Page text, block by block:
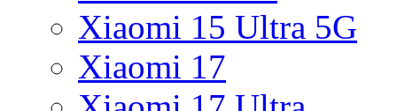
Xiaomi 15 Ultra 5G
Xiaomi 17